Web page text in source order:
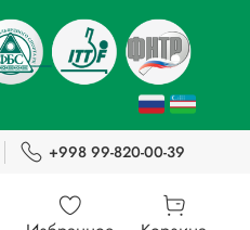
+998 99-820-00-39